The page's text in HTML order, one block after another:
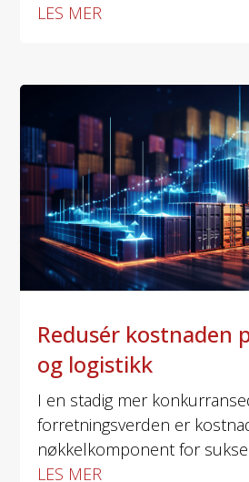
LES MER
Redusér kostnaden
og logistikk
I en stadig mer
forretningsverden er
nøkkelkomponent for
LES MER